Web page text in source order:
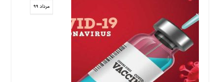
مرداد ۹۹